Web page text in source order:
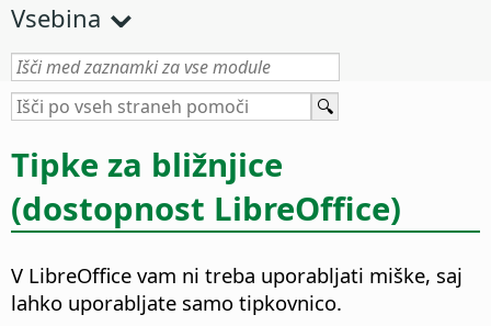
Vsebina
Tipke za bližnjice
(dostopnost LibreOffice)
V LibreOffice vam ni treba uporabljati miške, saj
lahko uporabljate samo tipkovnico.